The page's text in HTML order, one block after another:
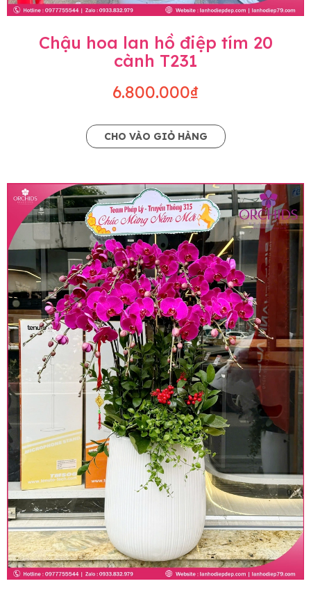
Chậu hoa lan hồ điệp tím 20
cành T231
6.800.000₫
CHO VÀO GIỎ HÀNG